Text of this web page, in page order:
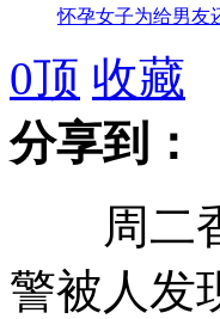
怀孕女子为给男友
中学生因“走路样
六旬老父不堪精神
0顶 收藏
分享到：
周二香
警被人发